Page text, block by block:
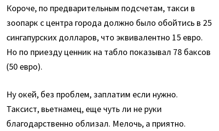
Короче, по предварительным подсчетам, такси в
зоопарк с центра города должно было обойтись в 25
сингапурских долларов, что эквивалентно 15 евро.
Но по приезду ценник на табло показывал 78 баксов
(50 евро).
Ну окей, без проблем, заплатим если нужно.
Таксист, вьетнамец, еще чуть ли не руки
благодарственно облизал. Мелочь, а приятно.